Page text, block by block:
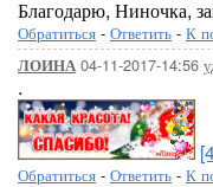
Благодарю, Ниночка,
Обратиться - Ответить - К
ЛОИНА 04-11-2017-14:56
.
Обратиться - Ответить - К